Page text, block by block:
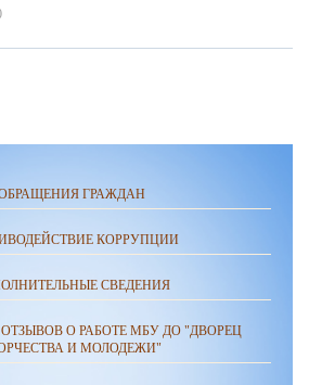
ГРАЖДАН
КОРРУПЦИИ
СВЕДЕНИЯ
О РАБОТЕ МБУ ДО "ДВОРЕЦ
И МОЛОДЕЖИ"